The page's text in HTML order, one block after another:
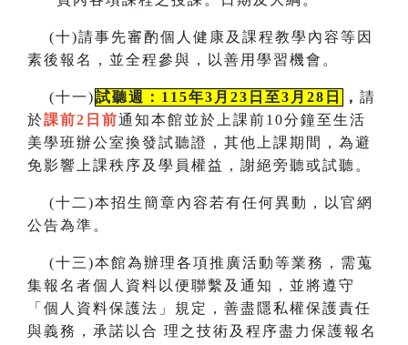
(十)請事先審酌個人健康及課程教學內容等因
素後報名，並全程參與，以善用學習機會。
(十一)試聽週：115年3月23日至3月28日 ， 請
於課前2日前通知本館並於上課前10分鐘至生活
美學班辦公室換發試聽證， 其他上課期間，為避
免影響上課秩序及學員權益，謝絕旁聽或試聽。
(十二)本招生簡章內容若有任何異動 ，
以官網
公告為準。
(十三)本館為辦理各項推廣活動等業務，需蒐
集報名者個人資料以便聯繫及通知，並將遵守
「個人資料保護法」規定，善盡隱私權保護責任
與義務，承諾以合 理之技術及程序盡力保護報名